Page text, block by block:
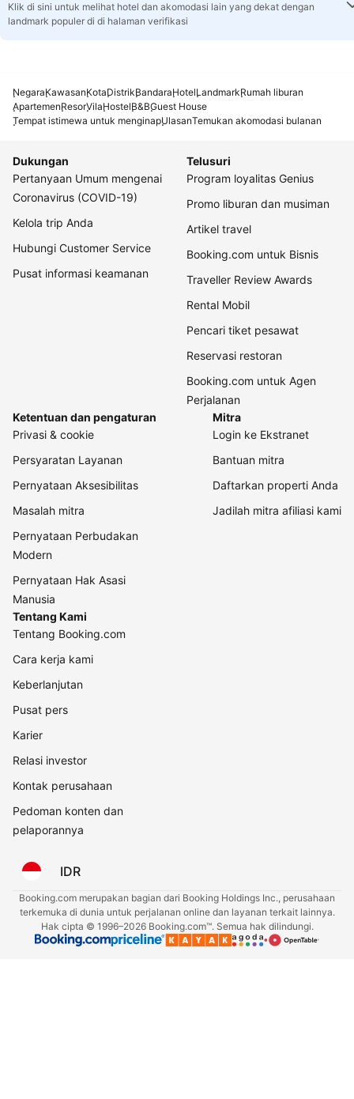
Klik di sini untuk melihat hotel dan akomodasi lain yang dekat dengan
landmark populer di di halaman verifikasi
NegaraKawasanKotaDistrikBandaraHotelLandmarkRumah liburan
ApartemenResorVilaHostelB&BGuest House
Tempat istimewa untuk menginapUlasanTemukan akomodasi bulanan
Dukungan
Pertanyaan Umum mengenai
Coronavirus (COVID-19)
Kelola trip Anda
Hubungi Customer Service
Pusat informasi keamanan
Telusuri
Program loyalitas Genius
Promo liburan dan musiman
Artikel travel
Booking.com untuk Bisnis
Traveller Review Awards
Rental Mobil
Pencari tiket pesawat
Reservasi restoran
Booking.com untuk Agen
Perjalanan
Ketentuan dan pengaturan
Privasi & cookie
Persyaratan Layanan
Pernyataan Aksesibilitas
Masalah mitra
Pernyataan Perbudakan
Modern
Pernyataan Hak Asasi
Manusia
Mitra
Login ke Ekstranet
Bantuan mitra
Daftarkan properti Anda
Jadilah mitra afiliasi kami
Tentang Kami
Tentang Booking.com
Cara kerja kami
Keberlanjutan
Pusat pers
Karier
Relasi investor
Kontak perusahaan
Pedoman konten dan
pelaporannya
IDR
Booking.com merupakan bagian dari Booking Holdings Inc., perusahaan
terkemuka di dunia untuk perjalanan online dan layanan terkait lainnya.
Hak cipta © 1996–2026 Booking.com™. Semua hak dilindungi.